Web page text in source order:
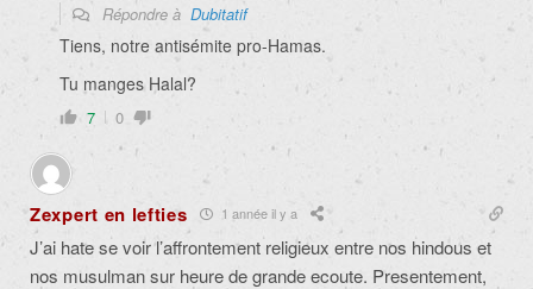
Répondre à Dubitatif
Tiens, notre antisémite pro-Hamas.
Tu manges Halal?
7 0
Zexpert en lefties 1 année il y a
J’ai hate se voir l’affrontement religieux entre nos hindous et
nos musulman sur heure de grande ecoute. Presentement,